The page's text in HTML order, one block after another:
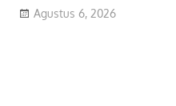
Agustus 6, 2026